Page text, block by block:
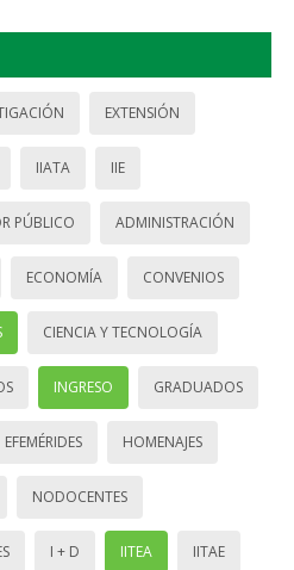
EXTENSIÓN
IIATA IIE
PÚBLICO ADMINISTRACIÓN
ECONOMÍA CONVENIOS
CIENCIA Y TECNOLOGÍA
INGRESO GRADUADOS
EFEMÉRIDES HOMENAJES
NODOCENTES
I + D IITEA IITAE